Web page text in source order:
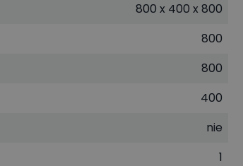
800 x 400 x 800
800
800
400
nie
1